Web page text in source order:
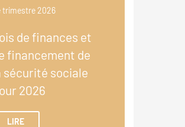
trimestre 2026
de finances et
financement de
sécurité sociale
2026
LIRE